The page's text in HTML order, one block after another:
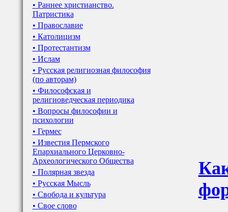
• Раннее христианство.
Патристика
• Православие
• Католицизм
• Протестантизм
• Ислам
• Русская религиозная философия
(по авторам)
• Философская и
религиоведческая периодика
• Вопросы философии и
психологии
• Гермес
• Известия Пермского
Епархиального Церковно-
Археологического Общества
• Полярная звезда
• Русская Мысль
• Свобода и культура
• Свое слово